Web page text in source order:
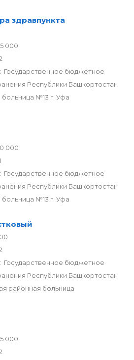
здравпункта
000
бюджетное
Республики Башкортостан
больница №13 г. Уфа
000
бюджетное
Республики Башкортостан
больница №13 г. Уфа
бюджетное
Республики Башкортостан
районная больница
000